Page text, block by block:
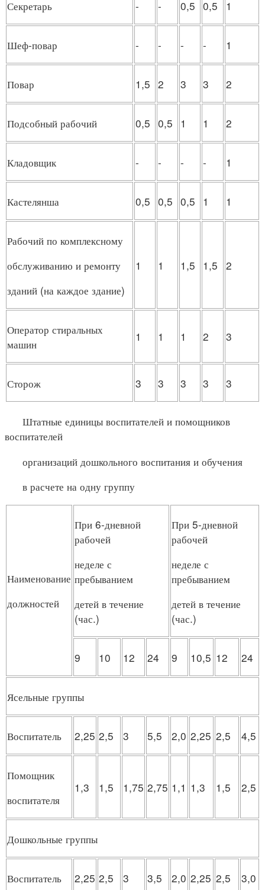
Секретарь - - 0,5 0,5 1
Шеф-повар - - - - 1
Повар 1,5 2 3 3 2
Подсобный рабочий 0,5 0,5 1 1 2
Кладовщик - - - - 1
Кастелянша 0,5 0,5 0,5 1 1
Рабочий по комплексному
обслуживанию и ремонту
зданий (на каждое здание)
1 1 1,5 1,5 2
Оператор стиральных
машин
1 1 1 2 3
Сторож 3 3 3 3 3
Штатные единицы воспитателей и помощников
воспитателей
организаций дошкольного воспитания и обучения
в расчете на одну группу
Наименование
должностей
При 6-дневной
рабочей
неделе с
пребыванием
детей в течение
(час.)
При 5-дневной
рабочей
неделе с
пребыванием
детей в течение
(час.)
9 10 12 24 9 10,5 12 24
Ясельные группы
Воспитатель 2,25 2,5 3 5,5 2,0 2,25 2,5 4,5
Помощник
воспитателя
1,3 1,5 1,75 2,75 1,1 1,3 1,5 2,5
Дошкольные группы
Воспитатель 2,25 2,5 3 3,5 2,0 2,25 2,5 3,0